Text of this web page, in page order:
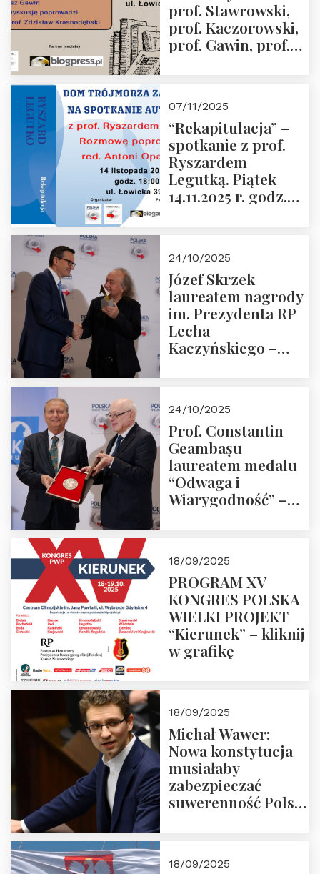
godz. 18:00.
prof. Stawrowski,
prof. Kaczorowski,
prof. Gawin, prof.
07/11/2025
“Rekapitulacja” –
spotkanie z prof.
Ryszardem
Legutką. Piątek
14.11.2025 r. godz.
24/10/2025
Józef Skrzek
laureatem nagrody
im. Prezydenta RP
Lecha
Kaczyńskiego –
24/10/2025
Prof. Constantin
Geambașu
laureatem medalu
“Odwaga i
Wiarygodność” –
18/09/2025
PROGRAM XV
KONGRES POLSKA
WIELKI PROJEKT
“Kierunek” – kliknij
w grafikę
18/09/2025
Michał Wawer:
Nowa konstytucja
musiałaby
zabezpieczać
suwerenność Polski
18/09/2025